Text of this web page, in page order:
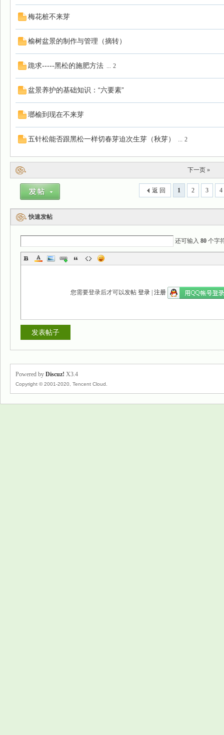
梅花桩不来芽
榆树盆景的制作与管理（摘转）
跪求-----黑松的施肥方法 ... 2
盆景养护的基础知识：“六要素”
瑯榆到现在不来芽
五针松能否跟黑松一样切春芽迫次生芽（秋芽） ... 2
下一页 »
1 2 3 4
返 回
快速发帖
还可输入 80 个字
您需要登录后才可以发帖 登录 注册
发表帖子
Powered by Discuz! X3.4
Copyright © 2001-2020, Tencent Cloud.